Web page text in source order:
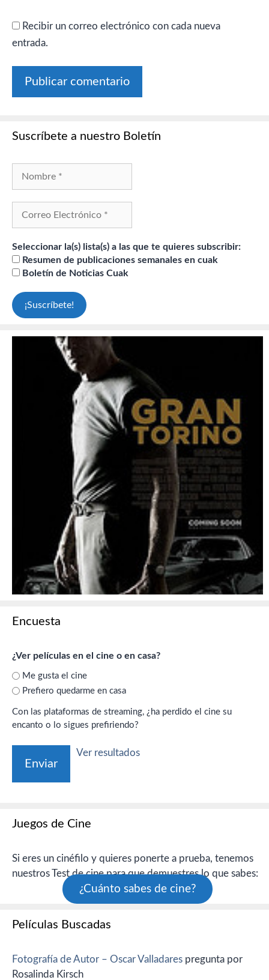
Recibir un correo electrónico con cada nueva
entrada.
Suscríbete a nuestro Boletín
Seleccionar la(s) lista(s) a las que te quieres subscribir:
Resumen de publicaciones semanales en cuak
Boletín de Noticias Cuak
Encuesta
¿Ver películas en el cine o en casa?
Me gusta el cine
Prefiero quedarme en casa
Con las plataformas de streaming, ¿ha perdido el cine su
encanto o lo sigues prefiriendo?
Ver resultados
Juegos de Cine
Si eres un cinéfilo y quieres ponerte a prueba, tenemos
nuestros Test de cine para que demuestres lo que sabes:
¿Cuánto sabes de cine?
Películas Buscadas
Fotografía de Autor – Oscar Valladares pregunta por
Rosalinda Kirsch